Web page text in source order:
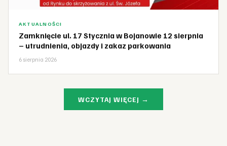
AKTUALNOŚCI
Zamknięcie ul. 17 Stycznia w Bojanowie 12 sierpnia
– utrudnienia, objazdy i zakaz parkowania
6 sierpnia 2026
WCZYTAJ WIĘCEJ →